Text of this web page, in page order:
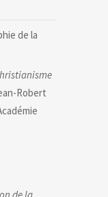
de la
Robert